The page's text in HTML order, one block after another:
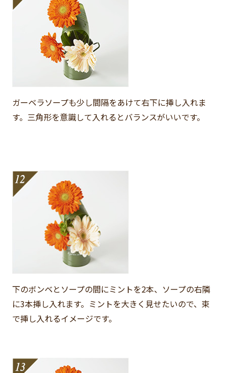
ガーベラソープも少し間隔をあけて右下に挿し入れま
す。三角形を意識して入れるとバランスがいいです。
下のボンベとソープの間にミントを2本、ソープの右隣
に3本挿し入れます。ミントを大きく見せたいので、束
で挿し入れるイメージです。